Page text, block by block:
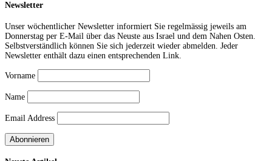
Newsletter
Unser wöchentlicher Newsletter informiert Sie regelmässig jeweils am
Donnerstag per E-Mail über das Neuste aus Israel und dem Nahen Osten.
Selbstverständlich können Sie sich jederzeit wieder abmelden. Jeder
Newsletter enthält dazu einen entsprechenden Link.
Vorname
Name
Email Address